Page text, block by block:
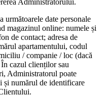
Administratorului.
următoarele date personale
magazinul online: numele și
de contact; adresa de
apartamentului, codul
/ companie / loc (dacă
cazul clienților sau
Administratorul poate
și numărul de identificare